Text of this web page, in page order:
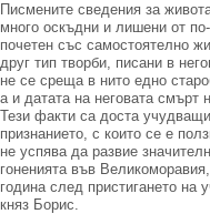
Писмените сведения за
много оскъдни и лишени от
почетен със самостоятелно
друг тип творби, писани в
не се среща в нито едно
а и датата на неговата смърт
Тези факти са доста
признанието, с които се е
не успява да развие
гоненията във
година след пристигането
княз Борис.